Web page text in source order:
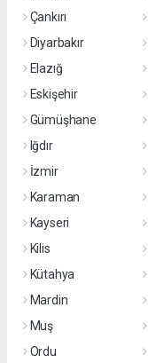
Çankırı
Diyarbakır
Elazığ
Eskişehir
Gümüşhane
Iğdır
İzmir
Karaman
Kayseri
Kilis
Kütahya
Mardin
Muş
Ordu